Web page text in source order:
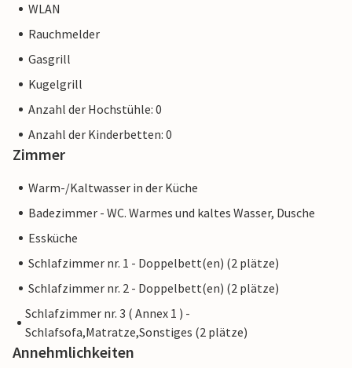
WLAN
Rauchmelder
Gasgrill
Kugelgrill
Anzahl der Hochstühle: 0
Anzahl der Kinderbetten: 0
Zimmer
Warm-/Kaltwasser in der Küche
Badezimmer - WC. Warmes und kaltes Wasser, Dusche
Essküche
Schlafzimmer nr. 1 - Doppelbett(en) (2 plätze)
Schlafzimmer nr. 2 - Doppelbett(en) (2 plätze)
Schlafzimmer nr. 3 ( Annex 1 ) -
Schlafsofa,Matratze,Sonstiges (2 plätze)
Annehmlichkeiten